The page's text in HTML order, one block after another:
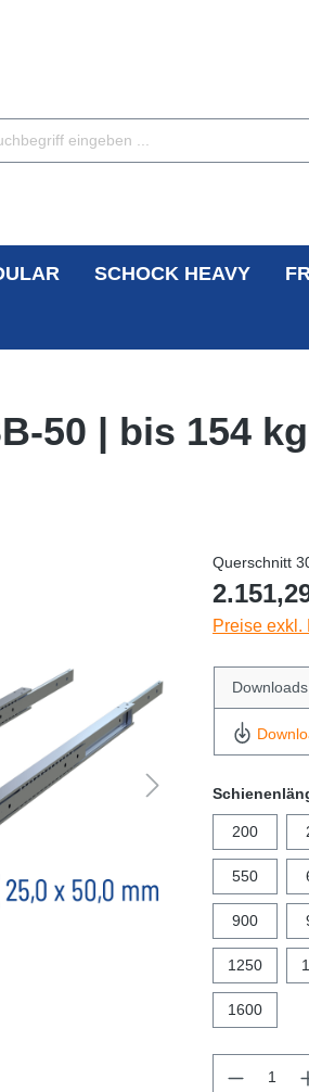
SCHOCK HEAVY
50 | bis 154
Querschnitt
Preise exkl.
Downloads
200
550
900
1250
1600